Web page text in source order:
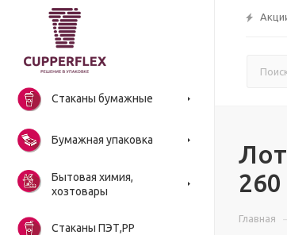
Стаканы бумажные
Бумажная упаковка
Бытовая химия,
хозтовары
Стаканы ПЭТ,РР
Главная